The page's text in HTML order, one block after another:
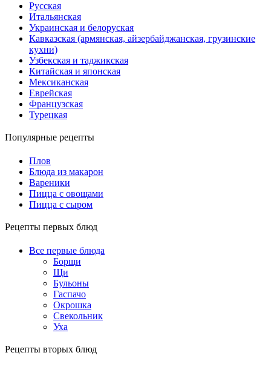
Русская
Итальянская
Украинская и белоруская
Кавказская (армянская, айзербайджанская, грузинские
кухни)
Узбекская и таджикская
Китайская и японская
Мексиканская
Еврейская
Французская
Турецкая
Популярные рецепты
Плов
Блюда из макарон
Вареники
Пицца с овощами
Пицца с сыром
Рецепты первых блюд
Все первые блюда
Борщи
Щи
Бульоны
Гаспачо
Окрошка
Свекольник
Уха
Рецепты вторых блюд